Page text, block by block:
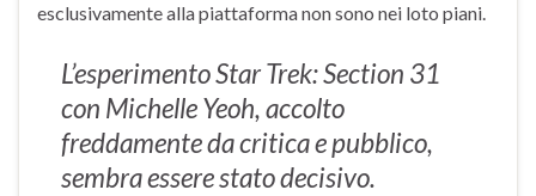
esclusivamente alla piattaforma non sono nei loto piani.
L’esperimento Star Trek: Section 31
con Michelle Yeoh, accolto
freddamente da critica e pubblico,
sembra essere stato decisivo.